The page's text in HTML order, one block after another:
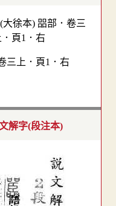
三上．頁1．右
解字(段注本)